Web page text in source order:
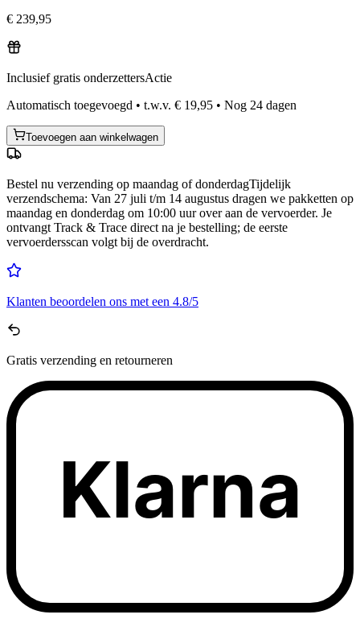
€ 239,95
Inclusief gratis onderzettersActie
Automatisch toegevoegd • t.w.v. € 19,95 • Nog 24 dagen
Toevoegen aan winkelwagen
Bestel nu verzending op maandag of donderdagTijdelijk
verzendschema: Van 27 juli t/m 14 augustus dragen we pakketten op
maandag en donderdag om 10:00 uur over aan de vervoerder. Je
ontvangt Track & Trace direct na je bestelling; de eerste
vervoerdersscan volgt bij de overdracht.
Klanten beoordelen ons met een 4.8/5
Gratis verzending en retourneren
Klarna